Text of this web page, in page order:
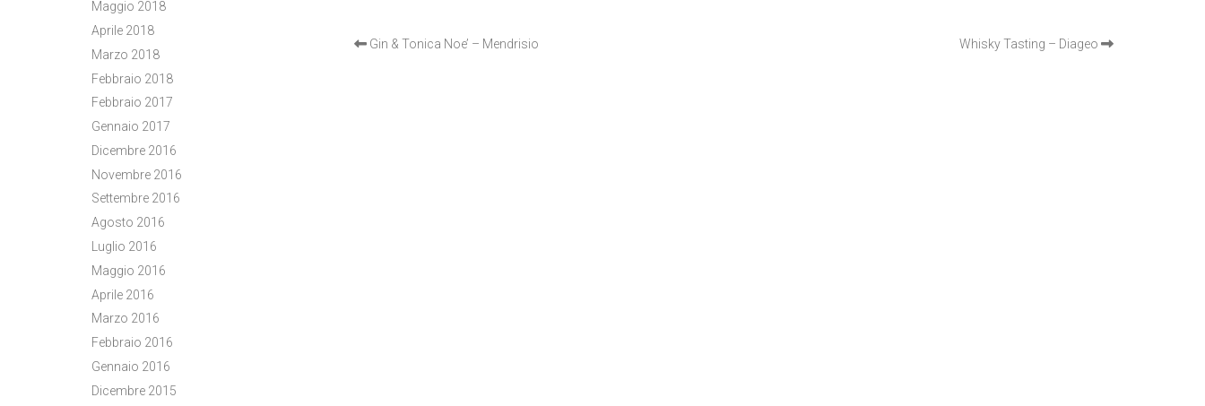
Gin & Tonica Noe’ – Mendrisio Whisky Tasting – Diageo
Maggio 2018
Aprile 2018
Marzo 2018
Febbraio 2018
Febbraio 2017
Gennaio 2017
Dicembre 2016
Novembre 2016
Settembre 2016
Agosto 2016
Luglio 2016
Maggio 2016
Aprile 2016
Marzo 2016
Febbraio 2016
Gennaio 2016
Dicembre 2015